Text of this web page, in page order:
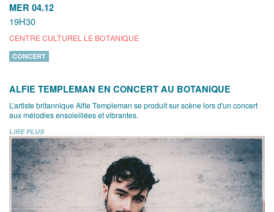
MER 04.12
19H30
CENTRE CULTUREL LE BOTANIQUE
CONCERT
ALFIE TEMPLEMAN EN CONCERT AU BOTANIQUE
L’artiste britannique Alfie Templeman se produit sur scène lors d'un concert
aux mélodies ensoleillées et vibrantes.
LIRE PLUS